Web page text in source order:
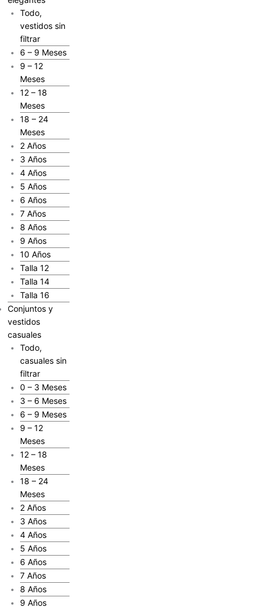
Todo,
vestidos sin
filtrar
6 – 9 Meses
9 – 12
Meses
12 – 18
Meses
18 – 24
Meses
2 Años
3 Años
4 Años
5 Años
6 Años
7 Años
8 Años
9 Años
10 Años
Talla 12
Talla 14
Talla 16
Conjuntos y
vestidos
casuales
Todo,
casuales sin
filtrar
0 – 3 Meses
3 – 6 Meses
6 – 9 Meses
9 – 12
Meses
12 – 18
Meses
18 – 24
Meses
2 Años
3 Años
4 Años
5 Años
6 Años
7 Años
8 Años
9 Años